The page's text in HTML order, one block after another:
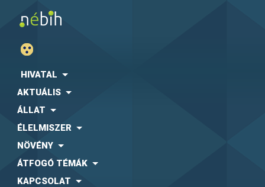
HIVATAL
AKTUÁLIS
ÁLLAT
ÉLELMISZER
NÖVÉNY
ÁTFOGÓ TÉMÁK
KAPCSOLAT